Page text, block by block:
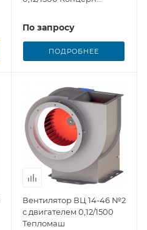
По запросу
ПОДРОБНЕЕ
Вентилятор ВЦ 14-46 №2
с двигателем 0,12/1500
Тепломаш